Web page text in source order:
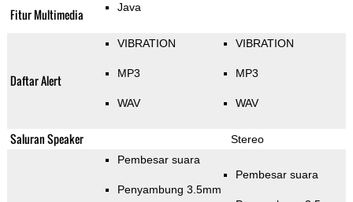
Fitur Multimedia Java
Daftar Alert
VIBRATION
MP3
WAV
VIBRATION
MP3
WAV
Saluran Speaker Stereo
Pembesar suara
Penyambung 3.5mm
Pembesar suara